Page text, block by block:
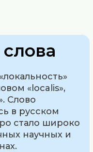
«localis»,
Слово
в русском
стало широко
научных и